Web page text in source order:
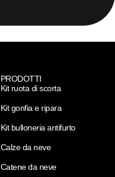
PRODOTTI
Kit ruota di scorta
Kit gonfia e ripara
Kit bulloneria antifurto
Calze da neve
Catene da neve